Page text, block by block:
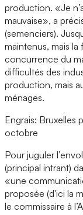
production. «Je
mauvaise», a
(semenciers).
maintenus, mais
concurrence du
difficultés des
production, mais
ménages.
Engrais: Bruxelles
octobre
Pour juguler
(principal intrant)
«une
proposée (d'ici la
le commissaire à